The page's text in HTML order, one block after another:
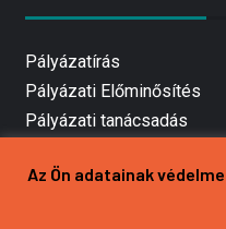
Pályázatírás
Pályázati Előminősítés
Pályázati tanácsadás
Mezőgazdasági
Az Ön adatainak